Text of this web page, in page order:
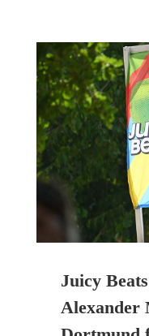
Juicy
Alexander